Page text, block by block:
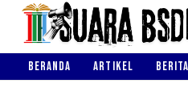
BERANDA ARTIKEL BERITA